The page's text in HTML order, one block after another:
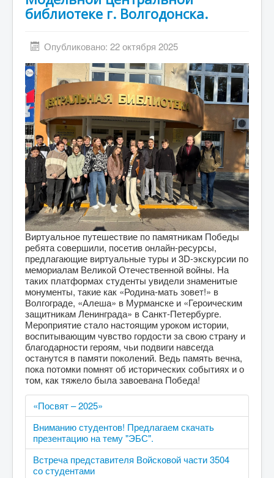
библиотеке г. Волгодонска.
Опубликовано: 22 октября 2025
Виртуальное путешествие по памятникам Победы
ребята совершили, посетив онлайн-ресурсы,
предлагающие виртуальные туры и 3D-экскурсии по
мемориалам Великой Отечественной войны. На
таких платформах студенты увидели знаменитые
монументы, такие как «Родина-мать зовет!» в
Волгограде, «Алеша» в Мурманске и «Героическим
защитникам Ленинграда» в Санкт-Петербурге.
Мероприятие стало настоящим уроком истории,
воспитывающим чувство гордости за свою страну и
благодарности героям, чьи подвиги навсегда
останутся в памяти поколений. Ведь память вечна,
пока потомки помнят об исторических событиях и о
том, как тяжело была завоевана Победа!
«Посвят – 2025»
Вниманию студентов! Предлагаем скачать
презентацию на тему "ЭБС".
Встреча представителя Войсковой части 3504
со студентами